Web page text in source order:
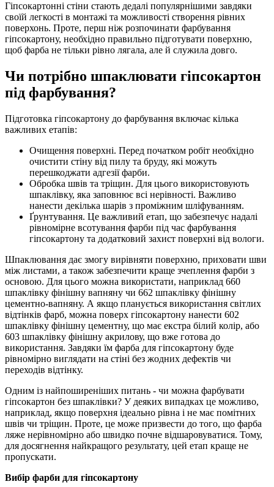
Гіпсокартонні стіни стають дедалі популярнішими завдяки
своїй легкості в монтажі та можливості створення рівних
поверхонь. Проте, перш ніж розпочинати фарбування
гіпсокартону, необхідно правильно підготувати поверхню,
щоб фарба не тільки рівно лягала, але й служила довго.
Чи потрібно шпаклювати гіпсокартон
під фарбування?
Підготовка гіпсокартону до фарбування включає кілька
важливих етапів:
Очищення поверхні. Перед початком робіт необхідно
очистити стіну від пилу та бруду, які можуть
перешкоджати адгезії фарби.
Обробка швів та тріщин. Для цього використовують
шпаклівку, яка заповнює всі нерівності. Важливо
нанести декілька шарів з проміжним шліфуванням.
Ґрунтування. Це важливий етап, що забезпечує надалі
рівномірне всотування фарби під час фарбування
гіпсокартону та додатковий захист поверхні від вологи.
Шпаклювання дає змогу вирівняти поверхню, приховати шви
між листами, а також забезпечити краще зчеплення фарби з
основою. Для цього можна використати, наприклад 660
шпаклівку фінішну вапняну чи 662 шпаклівку фінішну
цементно-вапняну. А якщо планується використання світлих
відтінків фарб, можна поверх гіпсокартону нанести 602
шпаклівку фінішну цементну, що має екстра білий колір, або
603 шпаклівку фінішну акрилову, що вже готова до
використання. Завдяки їм фарба для гіпсокартону буде
рівномірно виглядати на стіні без жодних дефектів чи
переходів відтінку.
Одним із найпоширеніших питань - чи можна фарбувати
гіпсокартон без шпаклівки? У деяких випадках це можливо,
наприклад, якщо поверхня ідеально рівна і не має помітних
швів чи тріщин. Проте, це може призвести до того, що фарба
ляже нерівномірно або швидко почне відшаровуватися. Тому,
для досягнення найкращого результату, цей етап краще не
пропускати.
Вибір фарби для гіпсокартону